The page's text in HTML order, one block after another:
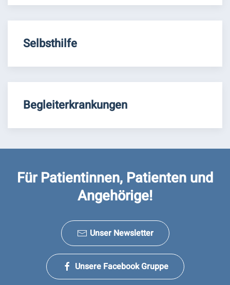
Selbsthilfe
Begleiterkrankungen
Für Patientinnen, Patienten und
Angehörige!
Unser Newsletter
Unsere Facebook Gruppe